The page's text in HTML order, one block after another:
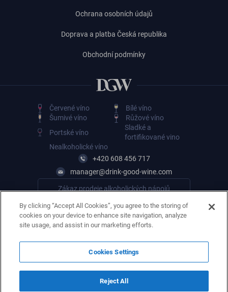
Ochrana osobních údajů
Doprava a platba Česká republika
Obchodní podmínky
Červené víno
Bílé víno
Šumivé víno
Růžové víno
Portské víno
Sladké a
fortifikované vino
Nealkoholické víno
+420 608 456 717
manager@drink-good-wine.com
Zákaz prodeje alkoholických nápojů
By clicking “Accept All Cookies”, you agree to the storing of
cookies on your device to enhance site navigation, analyze
site usage, and assist in our marketing efforts.
Cookies Settings
Reject All